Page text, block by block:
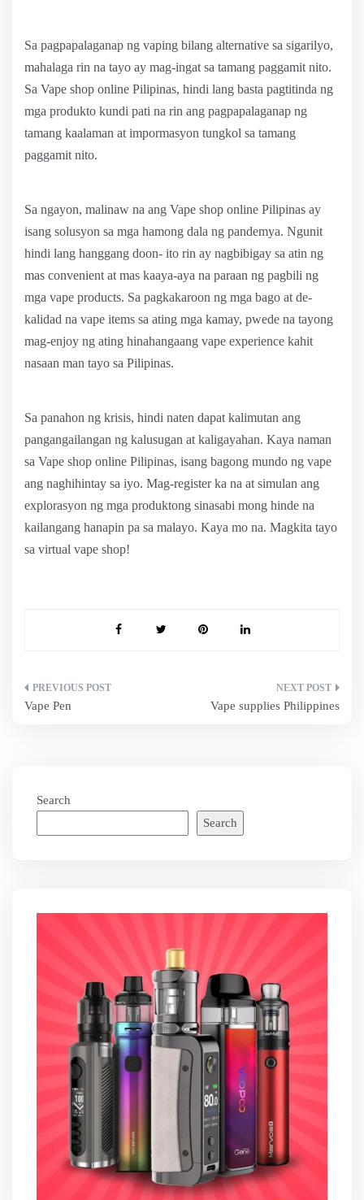
Sa pagpapalaganap ng vaping bilang alternative sa sigarilyo,
mahalaga rin na tayo ay mag-ingat sa tamang paggamit nito.
Sa Vape shop online Pilipinas, hindi lang basta pagtitinda ng
mga produkto kundi pati na rin ang pagpapalaganap ng
tamang kaalaman at impormasyon tungkol sa tamang
paggamit nito.
Sa ngayon, malinaw na ang Vape shop online Pilipinas ay
isang solusyon sa mga hamong dala ng pandemya. Ngunit
hindi lang hanggang doon- ito rin ay nagbibigay sa atin ng
mas convenient at mas kaaya-aya na paraan ng pagbili ng
mga vape products. Sa pagkakaroon ng mga bago at de-
kalidad na vape items sa ating mga kamay, pwede na tayong
mag-enjoy ng ating hinahangaang vape experience kahit
nasaan man tayo sa Pilipinas.
Sa panahon ng krisis, hindi naten dapat kalimutan ang
pangangailangan ng kalusugan at kaligayahan. Kaya naman
sa Vape shop online Pilipinas, isang bagong mundo ng vape
ang naghihintay sa iyo. Mag-register ka na at simulan ang
explorasyon ng mga produktong sinasabi mong hinde na
kailangang hanapin pa sa malayo. Kaya mo na. Magkita tayo
sa virtual vape shop!
Post
Vape Pen Vape supplies Philippines
Search
Search